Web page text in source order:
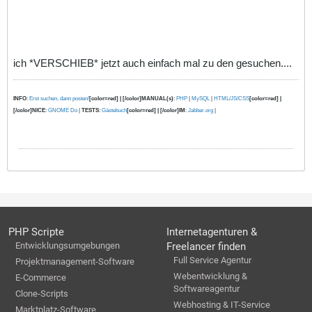
ich *VERSCHIEB* jetzt auch einfach mal zu den gesuchen....
INFO: Erst suchen, dann posten![color=red] | [/color]MANUAL(s): PHP | MySQL | HTML/JS/CSS[color=red] |
[/color]NICE: GNOME Do | TESTS: Gästebuch[color=red] | [/color]IM: Jabber.org |
PHP Scripte
Entwicklungsumgebungen
Projektmanagement-Software
E-Commerce
Clone-Scripts
Marktplatz-Software
Internetagenturen &
Freelancer finden
Full Service Agentur
Webentwicklung &
Softwareagentur
Webhosting & IT-Service